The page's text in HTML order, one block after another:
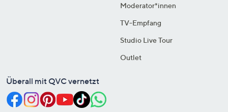
Moderator*innen
TV-Empfang
Studio Live Tour
Outlet
Überall mit QVC vernetzt